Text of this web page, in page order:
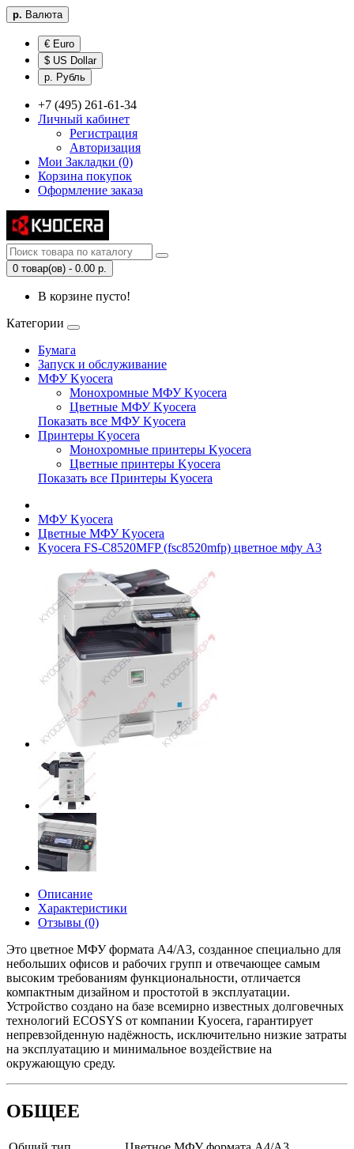
р. Валюта
€ Euro
$ US Dollar
р. Рубль
+7 (495) 261-61-34
Личный кабинет
Регистрация
Авторизация
Мои Закладки (0)
Корзина покупок
Оформление заказа
0 товар(ов) - 0.00 р.
В корзине пусто!
Категории
Бумага
Запуск и обслуживание
МФУ Kyocera
Монохромные МФУ Kyocera
Цветные МФУ Kyocera
Показать все МФУ Kyocera
Принтеры Kyocera
Монохромные принтеры Kyocera
Цветные принтеры Kyocera
Показать все Принтеры Kyocera
МФУ Kyocera
Цветные МФУ Kyocera
Kyocera FS-C8520MFP (fsc8520mfp) цветное мфу A3
Описание
Характеристики
Отзывы (0)
Это цветное МФУ формата A4/A3, созданное специально для
небольших офисов и рабочих групп и отвечающее самым
высоким требованиям функциональности, отличается
компактным дизайном и простотой в эксплуатации.
Устройство создано на базе всемирно известных долговечных
технологий ECOSYS от компании Kyocera, гарантирует
непревзойденную надёжность, исключительно низкие затраты
на эксплуатацию и минимальное воздействие на
окружающую среду.
ОБЩЕЕ